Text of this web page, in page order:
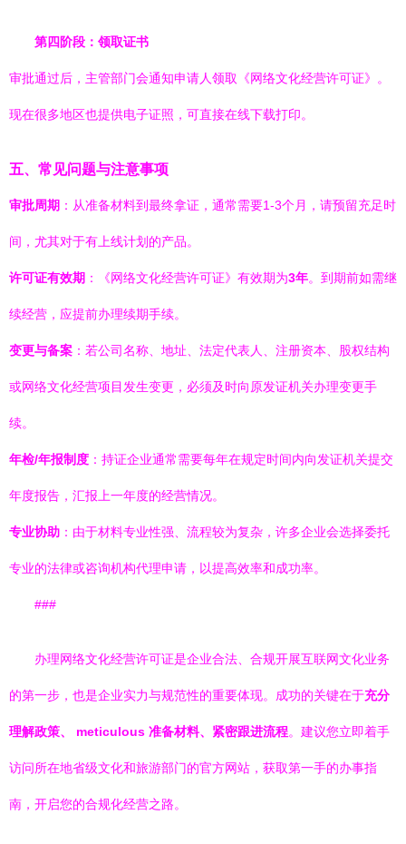
第四阶段：领取证书
审批通过后，主管部门会通知申请人领取《网络文化经营许可证》。
现在很多地区也提供电子证照，可直接在线下载打印。
五、常见问题与注意事项
审批周期 ：从准备材料到最终拿证，通常需要1-3个月，请预留充足时
间，尤其对于有上线计划的产品。
许可证有效期 ：《网络文化经营许可证》有效期为3年。到期前如需继
续经营，应提前办理续期手续。
变更与备案 ：若公司名称、地址、法定代表人、注册资本、股权结构
或网络文化经营项目发生变更，必须及时向原发证机关办理变更手
续。
年检/年报制度 ：持证企业通常需要每年在规定时间内向发证机关提交
年度报告，汇报上一年度的经营情况。
专业协助 ：由于材料专业性强、流程较为复杂，许多企业会选择委托
专业的法律或咨询机构代理申请，以提高效率和成功率。
###
办理网络文化经营许可证是企业合法、合规开展互联网文化业务
的第一步，也是企业实力与规范性的重要体现。成功的关键在于充分
理解政策、 meticulous 准备材料、紧密跟进流程。建议您立即着手
访问所在地省级文化和旅游部门的官方网站，获取第一手的办事指
南，开启您的合规化经营之路。